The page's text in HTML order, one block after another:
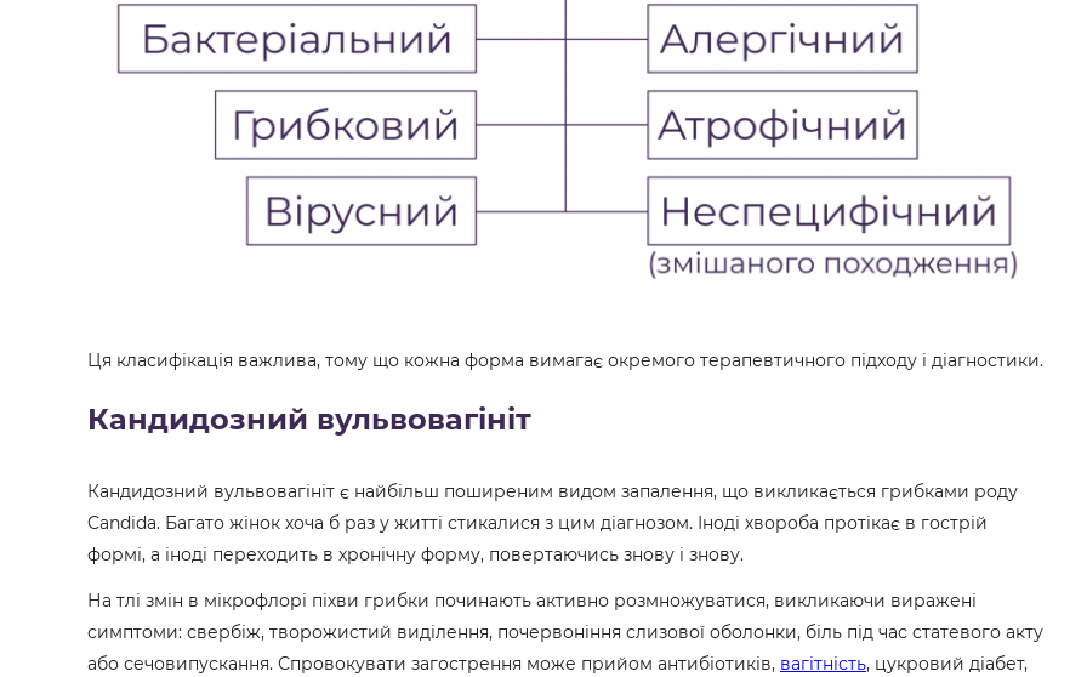
Ця класифікація важлива, тому що кожна форма вимагає окремого терапевтичного підходу і діагностики.
Кандидозний вульвовагініт
Кандидозний вульвовагініт є найбільш поширеним видом запалення, що викликається грибками роду
Candida. Багато жінок хоча б раз у житті стикалися з цим діагнозом. Іноді хвороба протікає в гострій
формі, а іноді переходить в хронічну форму, повертаючись знову і знову.
На тлі змін в мікрофлорі піхви грибки починають активно розмножуватися, викликаючи виражені
симптоми: свербіж, творожистий виділення, почервоніння слизової оболонки, біль під час статевого акту
або сечовипускання. Спровокувати загострення може прийом антибіотиків, вагітність, цукровий діабет,